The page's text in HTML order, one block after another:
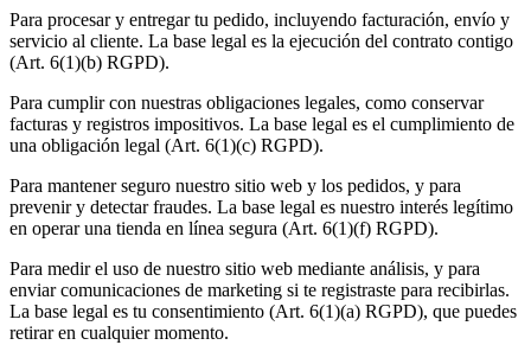
Para procesar y entregar tu pedido, incluyendo facturación, envío y
servicio al cliente. La base legal es la ejecución del contrato contigo
(Art. 6(1)(b) RGPD).
Para cumplir con nuestras obligaciones legales, como conservar
facturas y registros impositivos. La base legal es el cumplimiento de
una obligación legal (Art. 6(1)(c) RGPD).
Para mantener seguro nuestro sitio web y los pedidos, y para
prevenir y detectar fraudes. La base legal es nuestro interés legítimo
en operar una tienda en línea segura (Art. 6(1)(f) RGPD).
Para medir el uso de nuestro sitio web mediante análisis, y para
enviar comunicaciones de marketing si te registraste para recibirlas.
La base legal es tu consentimiento (Art. 6(1)(a) RGPD), que puedes
retirar en cualquier momento.